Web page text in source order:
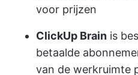
voor prijzen
ClickUp Brain is
betaalde
van de werkruimte